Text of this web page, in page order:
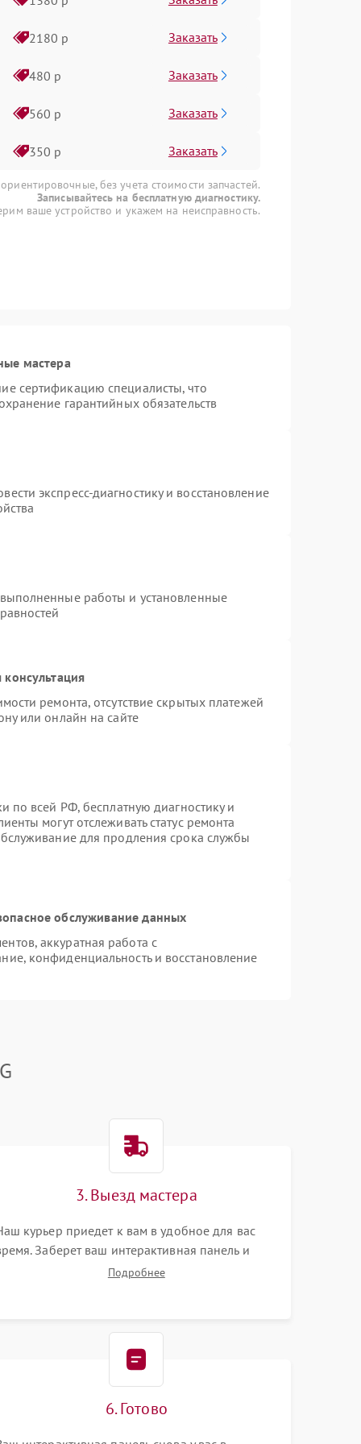
2180 р Заказать
480 р Заказать
560 р Заказать
350 р Заказать
без учета стоимости запчастей.
Записывайтесь на бесплатную диагностику.
ваше устройство и укажем на неисправность.
мастера
сертификацию специалисты, что
гарантийных обязательств
экспресс-диагностику и восстановление
работы и установленные
ремонта, отсутствие скрытых платежей
или онлайн на сайте
по всей РФ, бесплатную диагностику и
могут отслеживать статус ремонта
для продления срока службы
обслуживание данных
аккуратная работа с
конфиденциальность и восстановление
3. Выезд мастера
курьер приедет к вам в удобное для вас
Заберет ваш интерактивная панель и
на склад для диагностики.
Подробнее
6. Готово